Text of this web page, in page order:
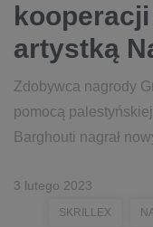
artystką
Zdobywca nagrody
pomocą
Barghouti nagrał
3 lutego 2023
SKRILLEX